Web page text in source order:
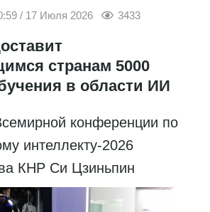
/ 17 Июля 2026 3433
странам 5000
в области ИИ
конференции по
интеллекту-2026
КНР Си Цзиньпин